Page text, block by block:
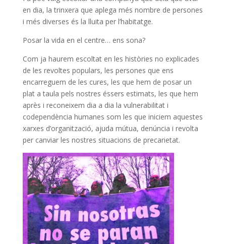
en dia, la trinxera que aplega més nombre de persones
i més diverses és la lluita per l’habitatge.
Posar la vida en el centre… ens sona?
Com ja haurem escoltat en les històries no explicades
de les revoltes populars, les persones que ens
encarreguem de les cures, les que hem de posar un
plat a taula pels nostres éssers estimats, les que hem
après i reconeixem dia a dia la vulnerabilitat i
codependència humanes som les que iniciem aquestes
xarxes d’organització, ajuda mútua, denúncia i revolta
per canviar les nostres situacions de precarietat.